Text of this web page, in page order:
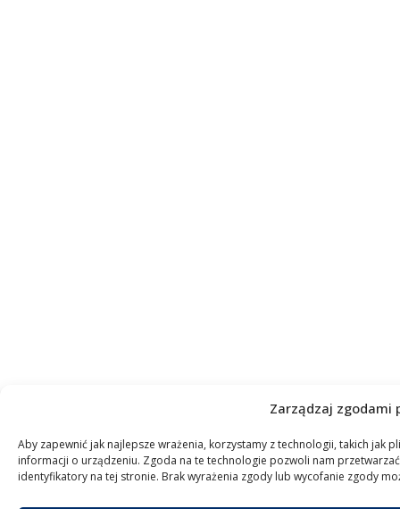
Zarządzaj zgodami
Aby zapewnić jak najlepsze wrażenia, korzystamy z technologii, takich jak
informacji o urządzeniu. Zgoda na te technologie pozwoli nam
identyfikatory na tej stronie. Brak wyrażenia zgody lub wycofanie zgody